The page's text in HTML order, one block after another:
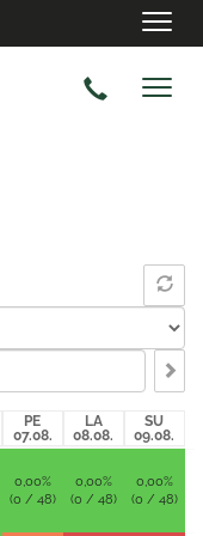
PE
07.08.
LA
08.08.
SU
09.08.
0,00%
(0 / 48)
0,00%
(0 / 48)
0,00%
(0 / 48)